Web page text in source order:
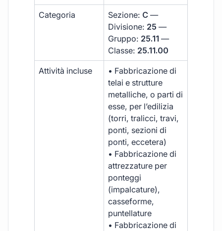
Categoria Sezione: C —
Divisione: 25 —
Gruppo: 25.11 —
Classe: 25.11.00
Attività incluse
• Fabbricazione di
telai e strutture
metalliche, o parti di
esse, per l’edilizia
(torri, tralicci, travi,
ponti, sezioni di
ponti, eccetera)
• Fabbricazione di
attrezzature per
ponteggi
(impalcature),
casseforme,
puntellature
• Fabbricazione di